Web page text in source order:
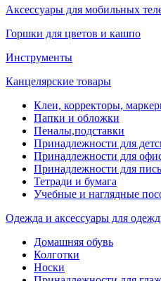
Аксессуары для мобильных
Горшки для цветов и кашпо
Инструменты
Канцелярские товары
Клеи, корректоры,
Папки и обложки
Пеналы,подставки
Принадлежности для
Принадлежности для
Принадлежности для
Тетради и бумага
Учебные и наглядные
Одежда и аксессуары для
Домашняя обувь
Колготки
Носки